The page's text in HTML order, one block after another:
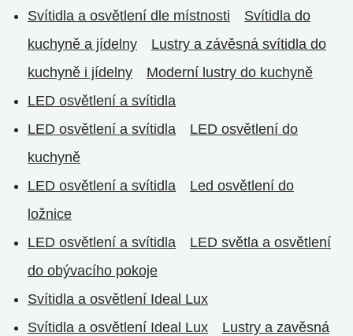
Svítidla a osvětlení dle místnosti
Svítidla do
kuchyně a jídelny
Lustry a závěsná svítidla do
kuchyně i jídelny
Moderní lustry do kuchyně
LED osvětlení a svítidla
LED osvětlení a svítidla
LED osvětlení do
kuchyně
LED osvětlení a svítidla
Led osvětlení do
ložnice
LED osvětlení a svítidla
LED světla a osvětlení
do obývacího pokoje
Svítidla a osvětlení Ideal Lux
Svítidla a osvětlení Ideal Lux
Lustry a zavěsná